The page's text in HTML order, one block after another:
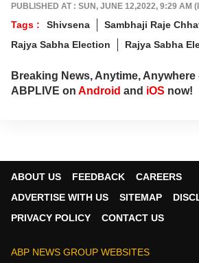
PUBLISHED AT : SUN, JUNE 12,2022, 9:29 AM
Tags : Shivsena
Sambhaji Raje
Rajya Sabha Election
Rajya Sabha
Breaking News, Anytime, Anywhere
ABPLIVE on Android and iOS now!
ABOUT US FEEDBACK
CAREERS
ADVERTISE WITH US
SITEMAP
PRIVACY POLICY
CONTACT US
ABP NEWS GROUP WEBSITES